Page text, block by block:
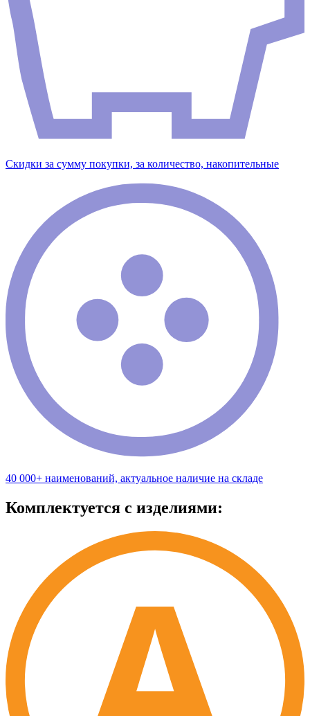
Скидки за сумму покупки, за количество, накопительные
40 000+ наименований, актуальное наличие на складе
Комплектуется с изделиями: